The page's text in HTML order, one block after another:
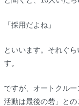
「採用だよね」
といいます。それぐ
す。
ですが、オートクル
活動は最後の砦」と